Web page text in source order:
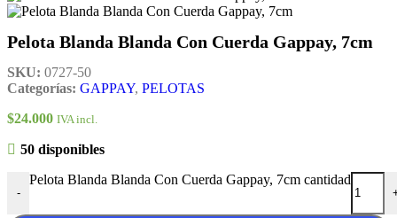
Pelota Blanda Blanda Con Cuerda Gappay, 7cm
SKU: 0727-50
Categorías: GAPPAY, PELOTAS
$24.000 IVA incl.
50 disponibles
-
Pelota Blanda Blanda Con Cuerda Gappay, 7cm cantidad